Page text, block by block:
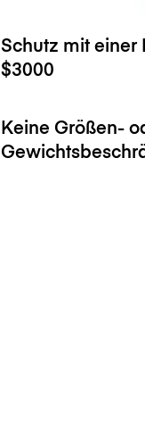
Schutz mit einer
$3000
Keine Größen-